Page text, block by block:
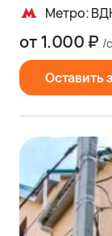
Метро:
Оставить
от 1.000 ₽ /